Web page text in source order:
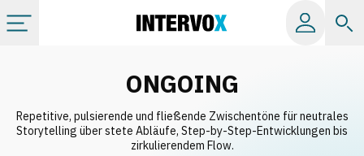
Alle Alben
ONGOING
Repetitive, pulsierende und fließende Zwischentöne für neutrales
Storytelling über stete Abläufe, Step-by-Step-Entwicklungen bis
zirkulierendem Flow.